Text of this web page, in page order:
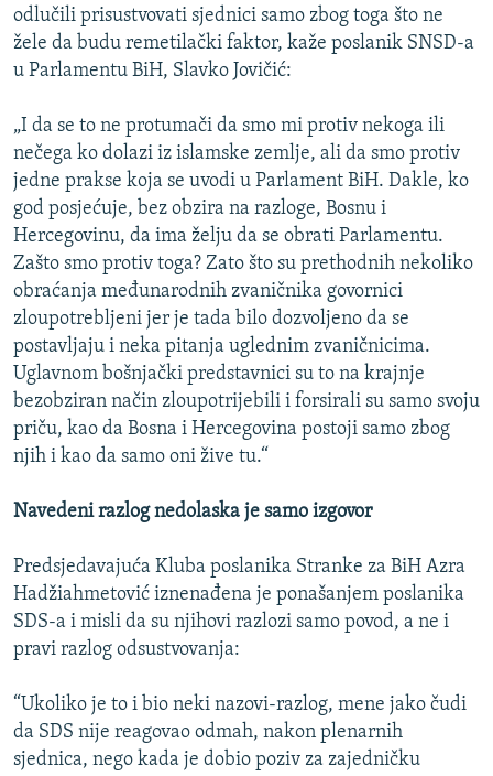
odlučili prisustvovati sjednici samo zbog toga što ne
žele da budu remetilački faktor, kaže poslanik SNSD-a
u Parlamentu BiH, Slavko Jovičić:
„I da se to ne protumači da smo mi protiv nekoga ili
nečega ko dolazi iz islamske zemlje, ali da smo protiv
jedne prakse koja se uvodi u Parlament BiH. Dakle, ko
god posjećuje, bez obzira na razloge, Bosnu i
Hercegovinu, da ima želju da se obrati Parlamentu.
Zašto smo protiv toga? Zato što su prethodnih nekoliko
obraćanja međunarodnih zvaničnika govornici
zloupotrebljeni jer je tada bilo dozvoljeno da se
postavljaju i neka pitanja uglednim zvaničnicima.
Uglavnom bošnjački predstavnici su to na krajnje
bezobziran način zloupotrijebili i forsirali su samo svoju
priču, kao da Bosna i Hercegovina postoji samo zbog
njih i kao da samo oni žive tu.“
Navedeni razlog nedolaska je samo izgovor
Predsjedavajuća Kluba poslanika Stranke za BiH Azra
Hadžiahmetović iznenađena je ponašanjem poslanika
SDS-a i misli da su njihovi razlozi samo povod, a ne i
pravi razlog odsustvovanja:
“Ukoliko je to i bio neki nazovi-razlog, mene jako čudi
da SDS nije reagovao odmah, nakon plenarnih
sjednica, nego kada je dobio poziv za zajedničku